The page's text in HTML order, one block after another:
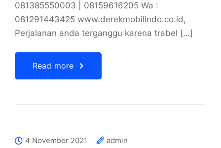
081385550003 | 08159616205 Wa :
081291443425 www.derekmobilindo.co.id,
Perjalanan anda terganggu karena trabel […]
Read more
4 November 2021
admin